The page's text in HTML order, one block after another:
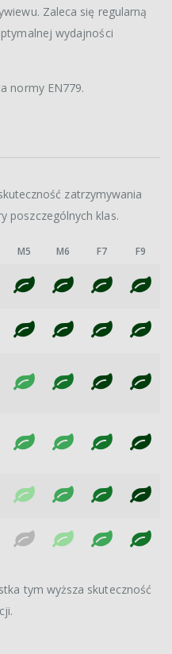
Zaleca się regularną
wydajności
normy EN779.
zatrzymywania
poszczególnych klas.
M5 M6 F7 F9
tym wyższa skuteczność